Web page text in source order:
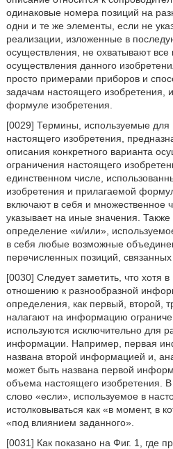
одинаковые номера позиций на
одни и те же элементы, если не
реализации, изложенные в
осуществления, не охватывают
осуществления данного
просто примерами приборов и
задачам настоящего изобретения,
формуле изобретения.
[0029] Термины, используемые для
настоящего изобретения,
описания конкретного варианта
ограничения настоящего
единственном числе,
изобретения и прилагаемой
включают в себя и множественное
указывает на иные значения.
определение «и/или»,
в себя любые возможные
перечисленных позиций, связанных
[0030] Следует заметить, что хотя
отношению к разнообразной
определения, как первый, второй,
налагают на информацию
используются исключительно для
информации. Например, первая
названа второй информацией и,
может быть названа первой
объема настоящего изобретения. В
слово «если», используемое в
истолковываться как «в момент, в
«под влиянием заданного».
[0031] Как показано на Фиг. 1, где